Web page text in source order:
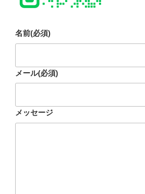
名前(必須)
メール(必須)
メッセージ